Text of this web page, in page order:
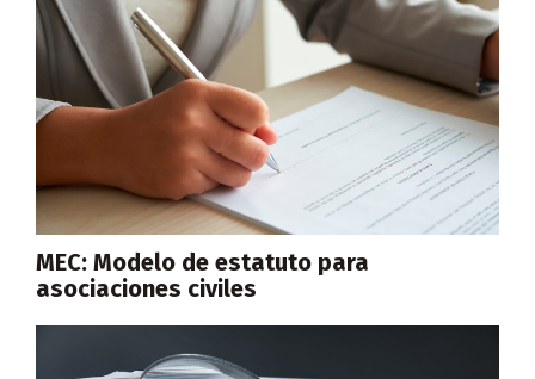
MEC: Modelo de estatuto para
asociaciones civiles